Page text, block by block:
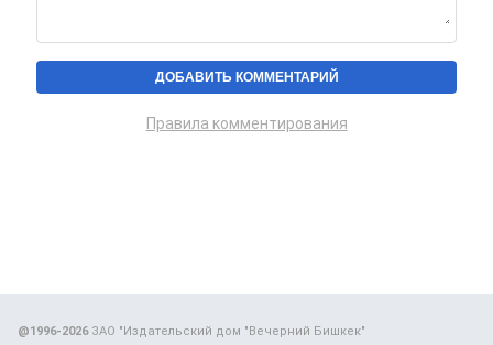
Правила комментирования
@1996-2026ЗАО "Издательский дом "Вечерний Бишкек"